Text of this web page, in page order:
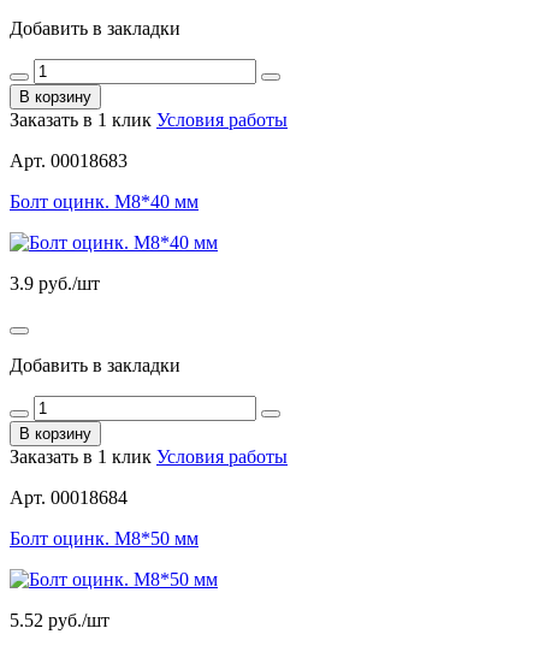
Добавить в закладки
В корзину
Заказать в 1 клик Условия работы
Арт. 00018683
Болт оцинк. М8*40 мм
3.9 руб./шт
Добавить в закладки
В корзину
Заказать в 1 клик Условия работы
Арт. 00018684
Болт оцинк. М8*50 мм
5.52 руб./шт